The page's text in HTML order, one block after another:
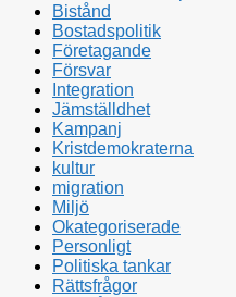
Bistånd
Bostadspolitik
Företagande
Försvar
Integration
Jämställdhet
Kampanj
Kristdemokraterna
kultur
migration
Miljö
Okategoriserade
Personligt
Politiska tankar
Rättsfrågor